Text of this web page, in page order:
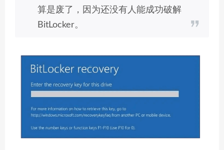
算是废了，因为还没有人能成功破解
BitLocker。